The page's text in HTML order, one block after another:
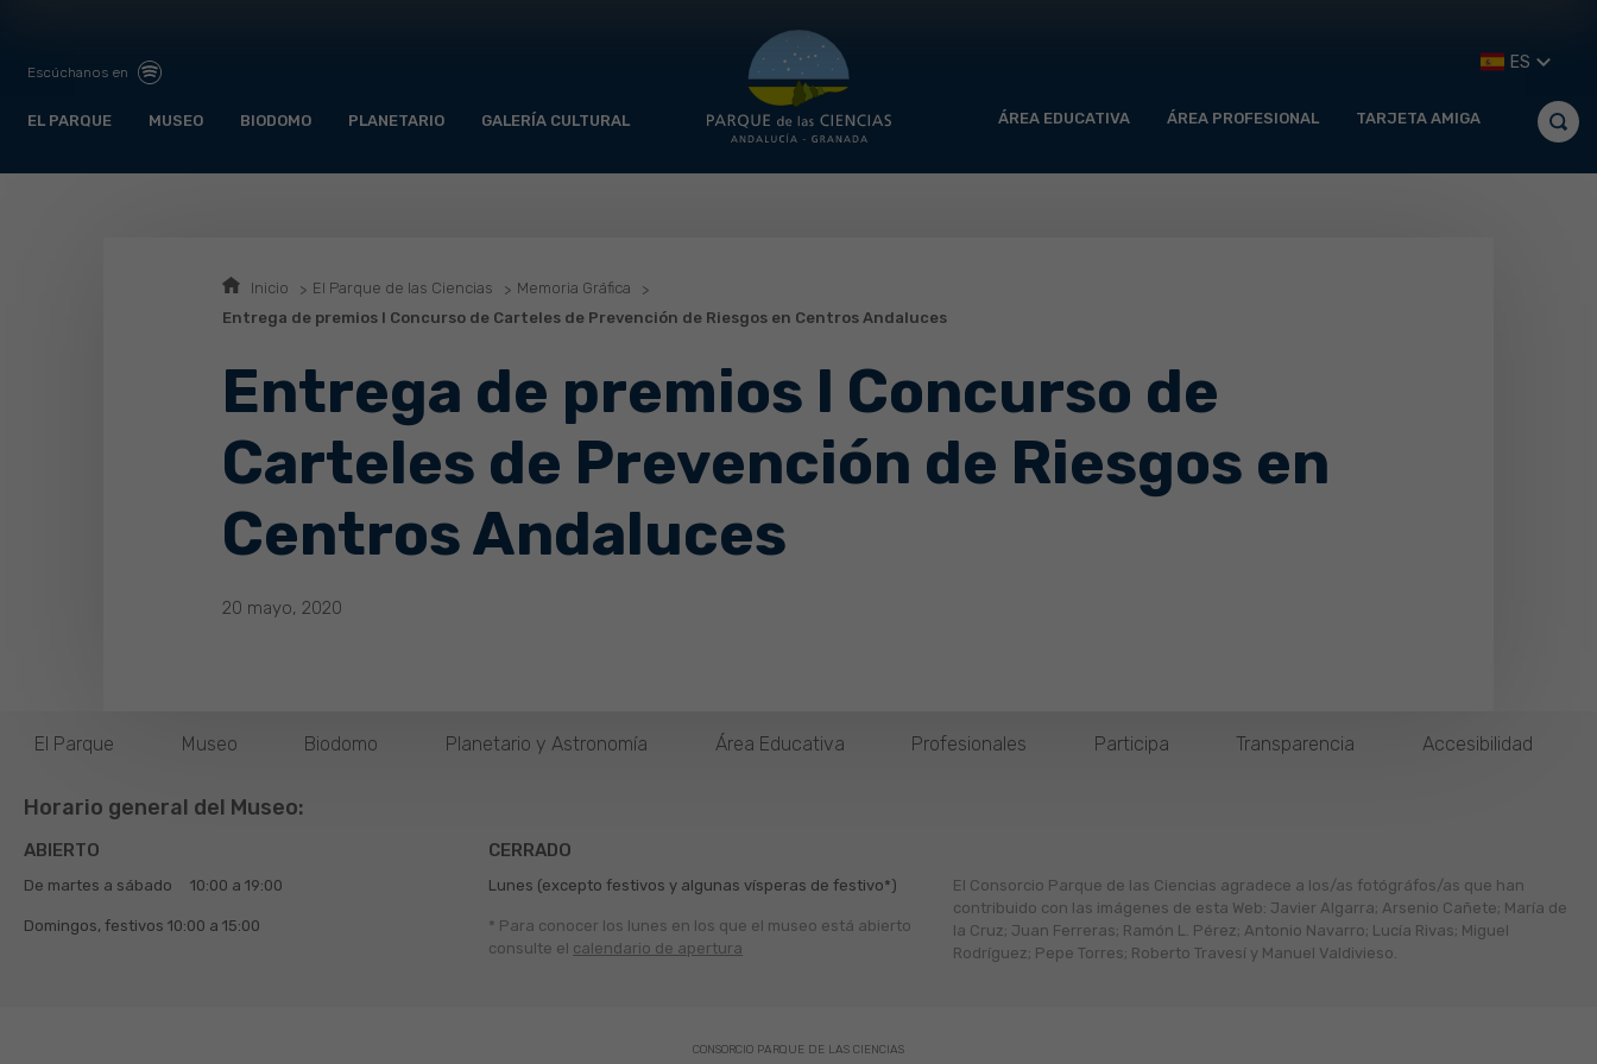
Escúchanos en
EL PARQUE MUSEO BIODOMO PLANETARIO GALERÍA CULTURAL ÁREA EDUCATIVA ÁREA PROFESIONAL TARJETA AMIGA
ES
Inicio El Parque de las Ciencias
Memoria Gráfica
Entrega de premios I Concurso de Carteles de Prevención de Riesgos en Centros Andaluces
Entrega de premios I Concurso de
Carteles de Prevención de Riesgos en
Centros Andaluces
20 mayo, 2020
El Parque Museo Biodomo Planetario y Astronomía Área Educativa Profesionales Participa Transparencia Accesibilidad
Horario general del Museo:
ABIERTO
De martes a sábado 10:00 a 19:00
Domingos, festivos 10:00 a 15:00
CERRADO
Lunes (excepto festivos y algunas vísperas de festivo*)
* Para conocer los lunes en los que el museo está abierto
consulte el calendario de apertura
El Consorcio Parque de las Ciencias agradece a los/as fotógráfos/as que han
contribuido con las imágenes de esta Web: Javier Algarra; Arsenio Cañete; María de
la Cruz; Juan Ferreras; Ramón L. Pérez; Antonio Navarro; Lucía Rivas; Miguel
Rodríguez; Pepe Torres; Roberto Travesí y Manuel Valdivieso.
CONSORCIO PARQUE DE LAS CIENCIAS